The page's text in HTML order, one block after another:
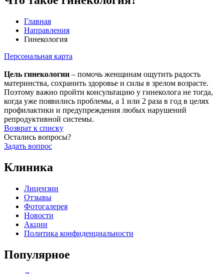
Главная
Направления
Гинекология
Персональная карта
Цель гинекологии – помочь женщинам ощутить радость
материнства, сохранить здоровье и силы в зрелом возрасте.
Поэтому важно пройти консультацию у гинеколога не тогда,
когда уже появились проблемы, а 1 или 2 раза в год в целях
профилактики и предупреждения любых нарушений
репродуктивной системы.
Возврат к списку
Остались вопросы?
Задать вопрос
Клиника
Лицензии
Отзывы
Фотогалерея
Новости
Акции
Политика конфиденциальности
Популярное